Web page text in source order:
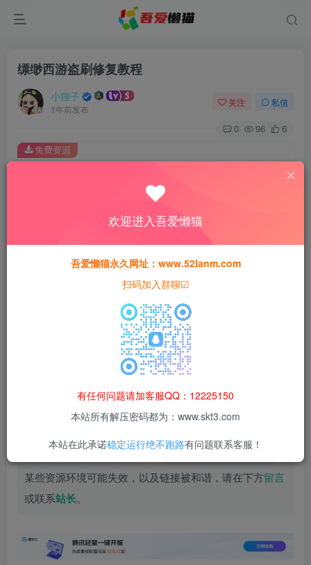
缥缈西游盗刷修复教程
小狸子
1年前发布
关注 私信
0 96 6
此内容为免费资源，请登录后查看
本站所有资源均为网络收集整理而来，仅供学习研究使用，请在下
载后24h内删除，谢谢合作！
免费资源
本站资源仅用于学习交流，禁止商业运营与违法、侵权
等非法行为；资源下载后请于 24 小时内删除，违规后
果由使用者自行承担。
缥缈西游盗刷修复教程
某些资源环境可能失效，以及链接被和谐，请在下方留言
或联系站长。
欢迎进入吾爱懒猫
吾爱懒猫永久网址：www.52lanm.com
扫码加入群聊☑
有任何问题请加客服QQ：12225150
本站所有解压密码都为：www.skt3.com
本站在此承诺稳定运行绝不跑路有问题联系客服！